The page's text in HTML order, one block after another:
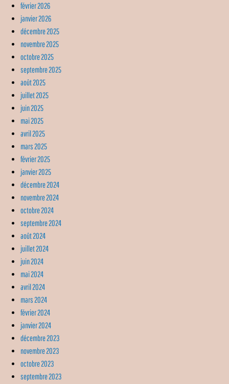
février 2026
janvier 2026
décembre 2025
novembre 2025
octobre 2025
septembre 2025
août 2025
juillet 2025
juin 2025
mai 2025
avril 2025
mars 2025
février 2025
janvier 2025
décembre 2024
novembre 2024
octobre 2024
septembre 2024
août 2024
juillet 2024
juin 2024
mai 2024
avril 2024
mars 2024
février 2024
janvier 2024
décembre 2023
novembre 2023
octobre 2023
septembre 2023